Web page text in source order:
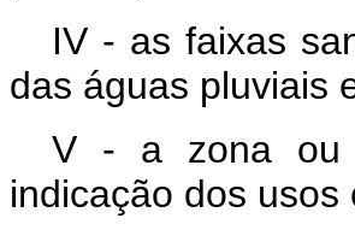
IV - as faixas
das águas pluviais
V - a zona ou
indicação dos usos